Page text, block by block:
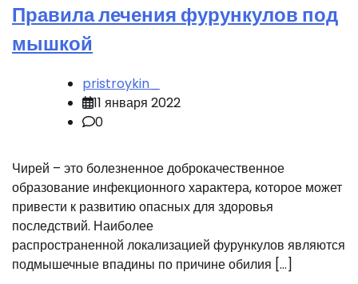
Правила лечения фурункулов под
мышкой
pristroykin_
11 января 2022
0
Чирей – это болезненное доброкачественное
образование инфекционного характера, которое может
привести к развитию опасных для здоровья
последствий. Наиболее
распространенной локализацией фурункулов являются
подмышечные впадины по причине обилия […]